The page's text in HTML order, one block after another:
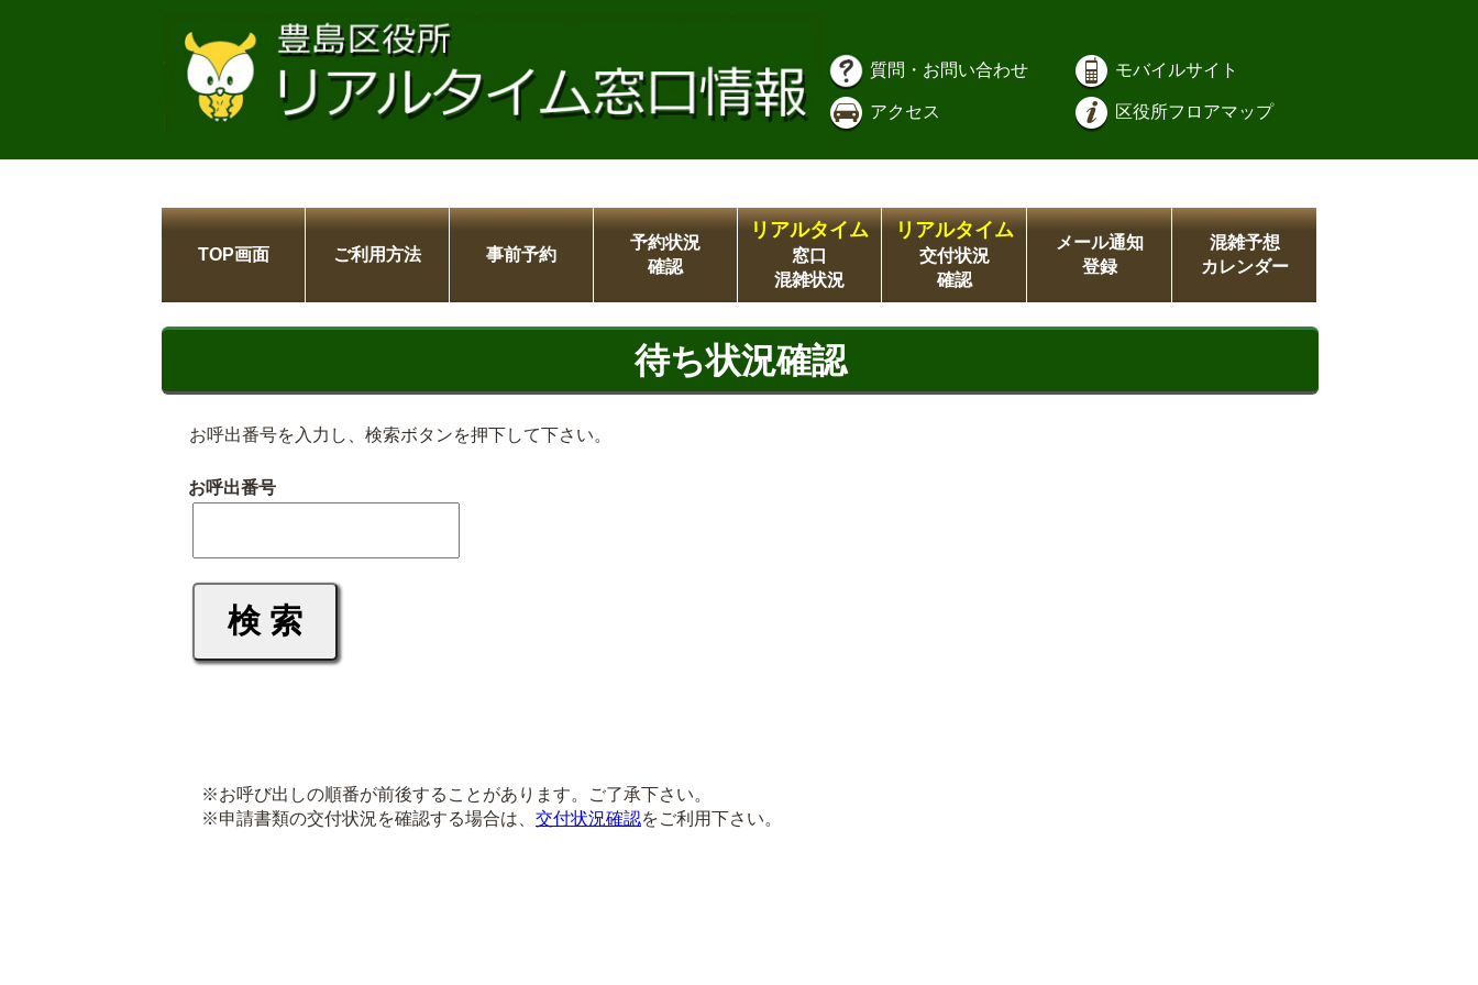
質問・お問い合わせ モバイルサイト
アクセス 区役所フロアマップ
TOP画面 ご利用方法 事前予約
予約状況
確認
リアルタイム
窓口
混雑状況
リアルタイム
交付状況
確認
メール通知
登録
混雑予想
カレンダー
待ち状況確認
お呼出番号を入力し、検索ボタンを押下して下さい。
お呼出番号
※お呼び出しの順番が前後することがあります。ご了承下さい。
※申請書類の交付状況を確認する場合は、 交付状況確認をご利用下さい。